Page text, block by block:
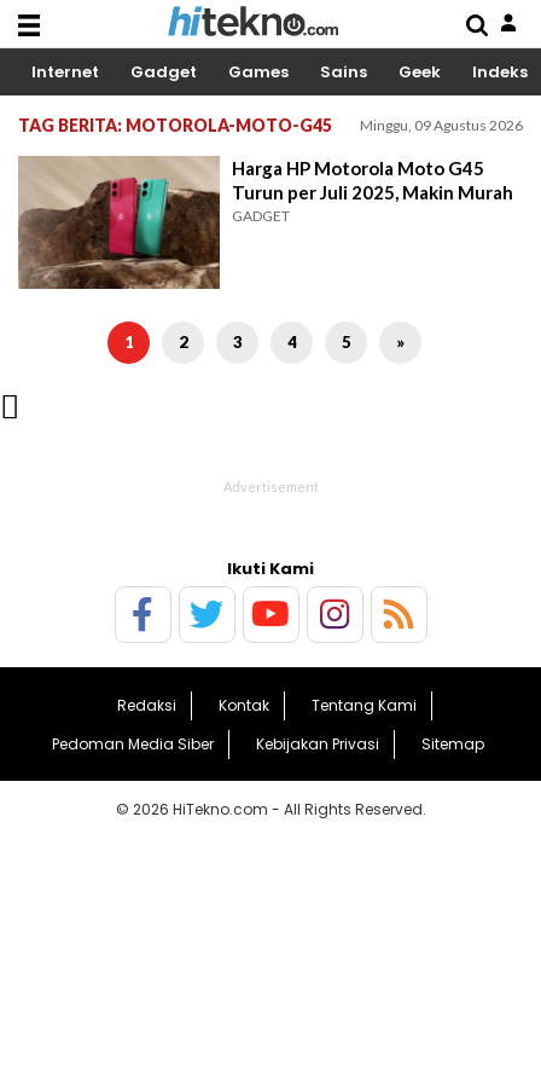
Internet Gadget Games Sains Geek Indeks
TAG BERITA: MOTOROLA-MOTO-G45 Minggu, 09 Agustus 2026
Harga HP Motorola Moto G45
Turun per Juli 2025, Makin Murah
GADGET
1 2 3 4 5 »

Ikuti Kami
Redaksi Kontak
Tentang Kami
Pedoman Media Siber
Kebijakan Privasi Sitemap
© 2026 HiTekno.com - All Rights Reserved.